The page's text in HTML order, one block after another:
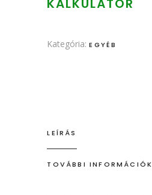
KALKULÁTOR
Kategória:EGYÉB
LEÍRÁS
TOVÁBBI INFORMÁCIÓK